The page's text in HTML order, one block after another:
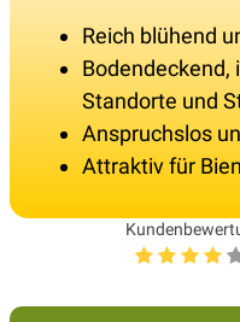
Reich blühend
Bodendeckend,
Standorte und
Anspruchslos
Attraktiv für